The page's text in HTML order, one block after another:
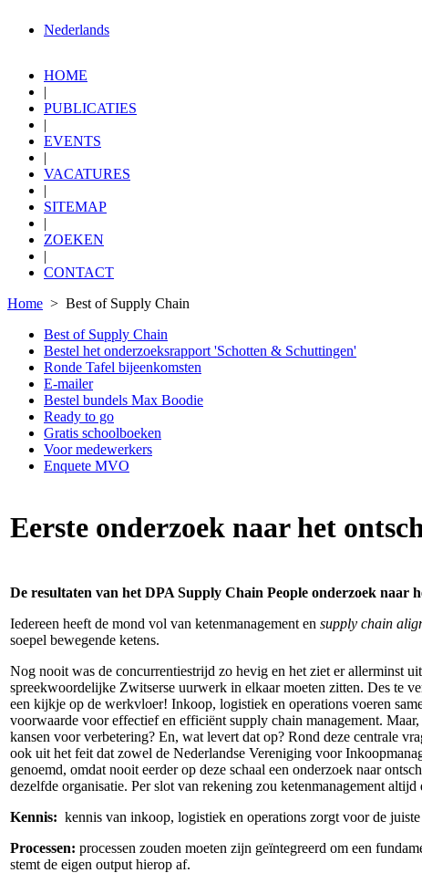
Nederlands
HOME
|
PUBLICATIES
|
EVENTS
|
VACATURES
|
SITEMAP
|
ZOEKEN
|
CONTACT
Home > Best of Supply Chain
Best of Supply Chain
Bestel het onderzoeksrapport 'Schotten & Schuttingen'
Ronde Tafel bijeenkomsten
E-mailer
Bestel bundels Max Boodie
Ready to go
Gratis schoolboeken
Voor medewerkers
Enquete MVO
Eerste onderzoek naar het
De resultaten van het DPA Supply Chain People onderzoek naar
Iedereen heeft de mond vol van ketenmanagement en supply chain
soepel bewegende ketens.
Nog nooit was de concurrentiestrijd zo hevig en het ziet er allerminst
spreekwoordelijke Zwitserse uurwerk in elkaar moeten zitten. Des te
een kijkje op de werkvloer! Inkoop, logistiek en operations voeren
voorwaarde voor effectief en efficiënt supply chain management.
kansen voor verbetering? En, wat levert dat op? Rond deze centrale
ook uit het feit dat zowel de Nederlandse Vereniging voor
genoemd, omdat nooit eerder op deze schaal een onderzoek naar
dezelfde organisatie. Per slot van rekening zou ketenmanagement
Kennis: kennis van inkoop, logistiek en operations zorgt voor de
Processen: processen zouden moeten zijn geïntegreerd om een
stemt de eigen output hierop af.